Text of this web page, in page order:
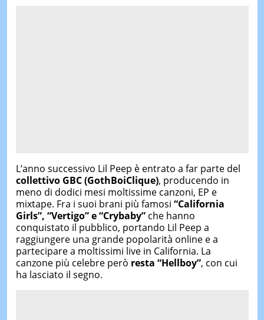
L’anno successivo Lil Peep è entrato a far parte del
collettivo GBC (GothBoiClique), producendo in
meno di dodici mesi moltissime canzoni, EP e
mixtape. Fra i suoi brani più famosi “California
Girls”, “Vertigo” e “Crybaby”che hanno
conquistato il pubblico, portando Lil Peep a
raggiungere una grande popolarità online e a
partecipare a moltissimi live in California. La
canzone più celebre però resta “Hellboy”, con cui
ha lasciato il segno.